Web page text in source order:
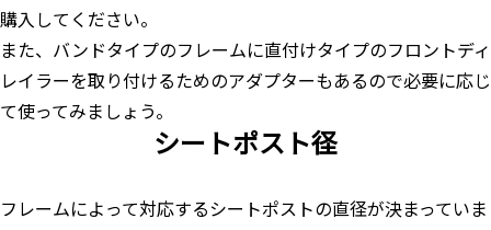
購入してください。
また、バンドタイプのフレームに直付けタイプのフロントディ
レイラーを取り付けるためのアダプターもあるので必要に応じ
て使ってみましょう。
シートポスト径
フレームによって対応するシートポストの直径が決まっていま